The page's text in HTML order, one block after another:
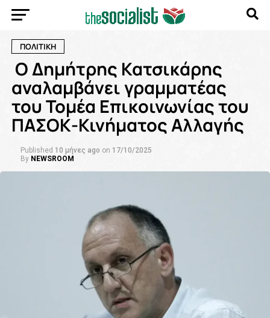
ΠΟΛΙΤΙΚΗ
Ο Δημήτρης Κατσικάρης
αναλαμβάνει γραμματέας
του Τομέα Επικοινωνίας του
ΠΑΣΟΚ-Κινήματος Αλλαγής
Published 10 μήνες ago on 17/10/2025
By NEWSROOM